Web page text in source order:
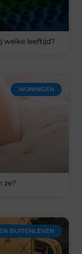
welke leeftijd?
WONINGEN
ze?
BUITENLEVEN